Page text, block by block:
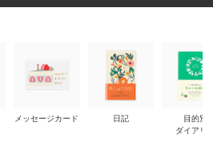
メッセージカード 日記
目的別
ダイアリ